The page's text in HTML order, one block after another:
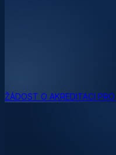
ŽÁDOST O AKREDITACI